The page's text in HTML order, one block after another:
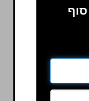
סוף